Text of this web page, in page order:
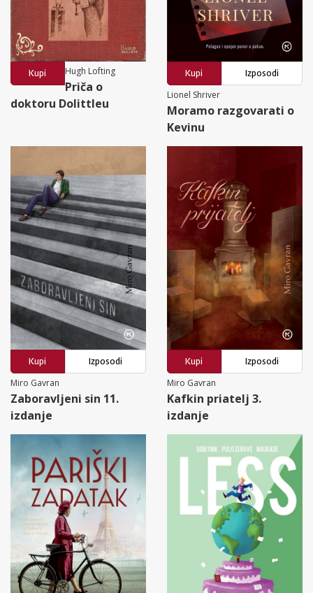
Kupi Hugh Lofting
Priča o
doktoru Dolittleu
Kupi
Izposodi
Lionel Shriver
Moramo razgovarati o
Kevinu
Kupi
Izposodi
Miro Gavran
Zaboravljeni sin 11.
izdanje
Kupi
Izposodi
Miro Gavran
Kafkin priatelj 3.
izdanje